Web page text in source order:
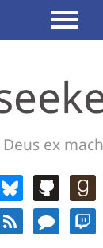
Deus ex